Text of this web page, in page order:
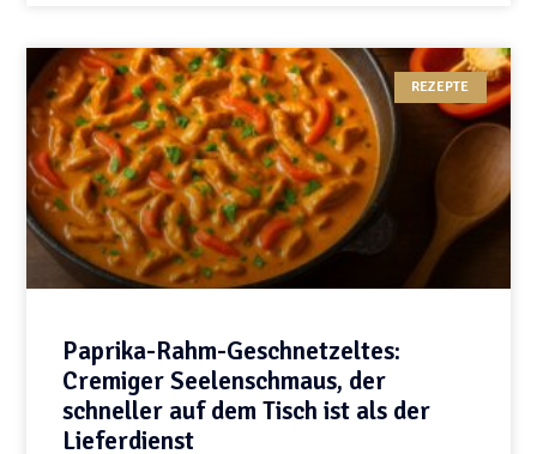
REZEPTE
Paprika-Rahm-Geschnetzeltes:
Cremiger Seelenschmaus, der
schneller auf dem Tisch ist als der
Lieferdienst